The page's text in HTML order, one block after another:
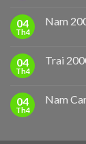
04
Th4
Nam
04
Th4
Trai
04
Th4
Nam